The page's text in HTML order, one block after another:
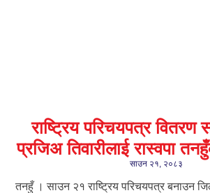
राष्ट्रिय परिचयपत्र
प्रजिअ तिवारीलाई रास्वपा
साउन २१, २०८३
तनहुँ । साउन २१ राष्ट्रिय परिचयपत्र बनाउन